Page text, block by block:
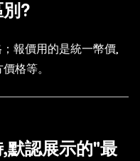
?
報價用的是統一幣價,
格等。
默認展示的"最